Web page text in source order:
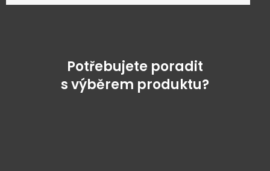
Potřebujete poradit
s výběrem produktu?